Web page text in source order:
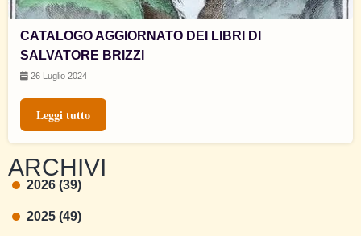
CATALOGO AGGIORNATO DEI LIBRI DI
SALVATORE BRIZZI
26 Luglio 2024
Leggi tutto
ARCHIVI
2026 (39)
2025 (49)